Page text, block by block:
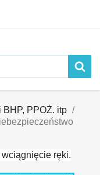
BHP, PPOŻ. itp